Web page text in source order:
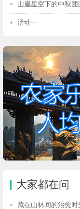
山崖星空下的中秋团
活动一
大家都在问
藏在山林间的治愈